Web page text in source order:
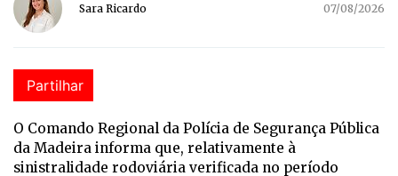
Sara Ricardo 07/08/2026
Partilhar
O Comando Regional da Polícia de Segurança Pública
da Madeira informa que, relativamente à
sinistralidade rodoviária verificada no período